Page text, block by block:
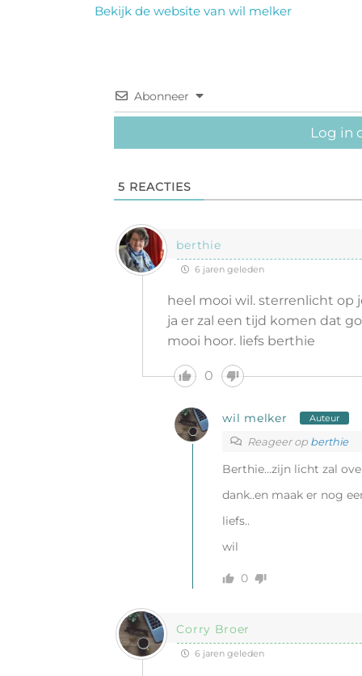
Bekijk de website van wil melker
Abonneer
Log in
5 REACTIES
berthie
6 jaren geleden
heel mooi wil. sterrenlicht op
ja er zal een tijd komen dat
mooi hoor. liefs berthie
0
wil melker Auteur
Reageer op berthie
Berthie…zijn licht zal
dank..en maak er nog
liefs..
wil
0
Corry Broer
6 jaren geleden